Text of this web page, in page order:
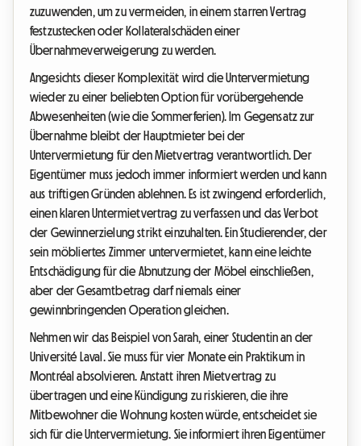
zuzuwenden, um zu vermeiden, in einem starren Vertrag
festzustecken oder Kollateralschäden einer
Übernahmeverweigerung zu werden.
Angesichts dieser Komplexität wird die Untervermietung
wieder zu einer beliebten Option für vorübergehende
Abwesenheiten (wie die Sommerferien). Im Gegensatz zur
Übernahme bleibt der Hauptmieter bei der
Untervermietung für den Mietvertrag verantwortlich. Der
Eigentümer muss jedoch immer informiert werden und kann
aus triftigen Gründen ablehnen. Es ist zwingend erforderlich,
einen klaren Untermietvertrag zu verfassen und das Verbot
der Gewinnerzielung strikt einzuhalten. Ein Studierender, der
sein möbliertes Zimmer untervermietet, kann eine leichte
Entschädigung für die Abnutzung der Möbel einschließen,
aber der Gesamtbetrag darf niemals einer
gewinnbringenden Operation gleichen.
Nehmen wir das Beispiel von Sarah, einer Studentin an der
Université Laval. Sie muss für vier Monate ein Praktikum in
Montréal absolvieren. Anstatt ihren Mietvertrag zu
übertragen und eine Kündigung zu riskieren, die ihre
Mitbewohner die Wohnung kosten würde, entscheidet sie
sich für die Untervermietung. Sie informiert ihren Eigentümer